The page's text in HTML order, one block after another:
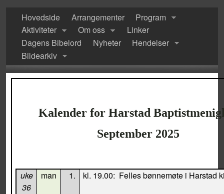
Hovedside Arrangementer
Program
Aktiviteter
Om oss
Linker
Dagens Bibelord
Nyheter
Hendelser
Bildearkiv
Kalender for Harstad
September 2025
uke
36
man 1. kl. 19.00: Felles bønnemøte i Harstad